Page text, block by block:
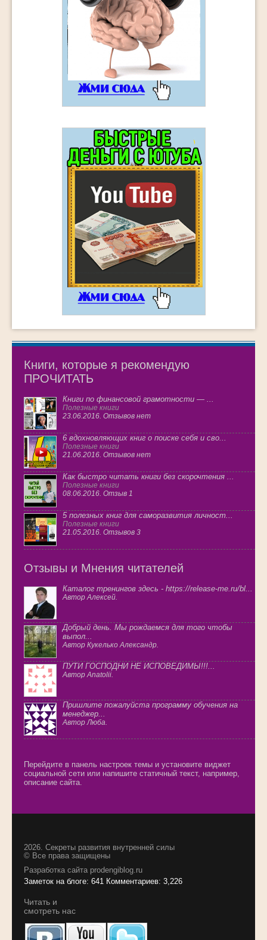
Книги, которые я рекомендую
ПРОЧИТАТЬ
Книги по финансовой грамотности — ...
Полезные книги
23.06.2016. Отзывов нет
6 вдохновляющих книг о поиске себя и сво...
Полезные книги
21.06.2016. Отзывов нет
Как быстро читать книги без скорочтения ...
Полезные книги
08.06.2016. Отзыв 1
5 полезных книг для саморазвития личност...
Полезные книги
21.05.2016. Отзывов 3
Отзывы и Мнения читателей
Каталог тренингов здесь - https://release-me.ru/bl...
Автор Алексей.
Добрый день. Мы рождаемся для того чтобы
выпол...
Автор Кукелько Александр.
ПУТИ ГОСПОДНИ НЕ ИСПОВЕДИМЫ!!!...
Автор Anatolii.
Пришлите пожалуйста программу обучения на
менеджер...
Автор Люба.
Перейдите в панель настроек темы и установите виджет
социальной сети или напишите статичный текст, например,
описание сайта.
2026. Секреты развития внутренней силы
© Все права защищены
Разработка сайта prodengiblog.ru
Заметок на блоге: 641 Комментариев: 3,226
Читать и
смотреть нас